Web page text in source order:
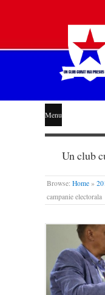
LIBERĂ
Menu
Un club
Browse: Home »
campanie electorala